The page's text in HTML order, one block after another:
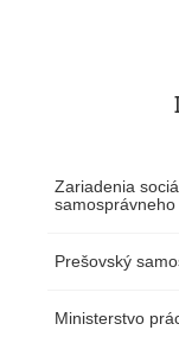
Zariadenia
samosprávneho
Prešovský
Ministerstvo